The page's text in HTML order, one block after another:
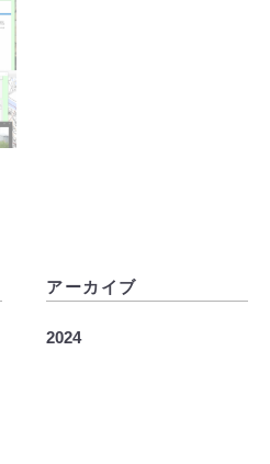
アーカイブ
2024